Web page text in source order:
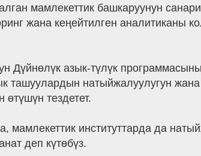
мамлекеттик башкаруунун
жана кеңейтилген аналитиканы
Дүйнөлүк азык-түлүк
ташуулардын натыйжалуулугун жана
тездетет.
мамлекеттик институттарда да
деп күтөбүз.